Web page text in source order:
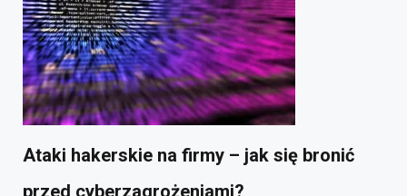
Ataki hakerskie na firmy – jak się bronić
przed cyberzagrożeniami?